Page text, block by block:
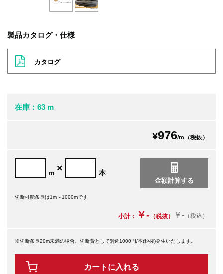
製品カタログ・仕様
カタログ
在庫：63 m
¥976/m（税抜）
m × 本
切断可能条長は1m～1000mです
小計： ￥- （税抜） ￥- （税込）
※切断条長20m未満の場合、切断費として別途1000円/本(税抜)発生いたします。
カートに入れる